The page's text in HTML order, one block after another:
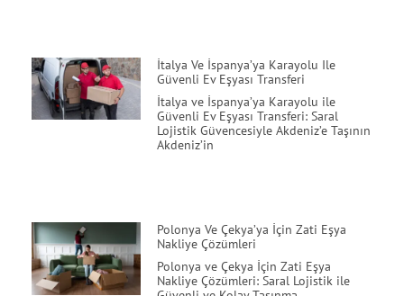
İtalya Ve İspanya’ya Karayolu Ile
Güvenli Ev Eşyası Transferi
İtalya ve İspanya’ya Karayolu ile
Güvenli Ev Eşyası Transferi: Saral
Lojistik Güvencesiyle Akdeniz’e Taşının
Akdeniz’in
Polonya Ve Çekya’ya İçin Zati Eşya
Nakliye Çözümleri
Polonya ve Çekya İçin Zati Eşya
Nakliye Çözümleri: Saral Lojistik ile